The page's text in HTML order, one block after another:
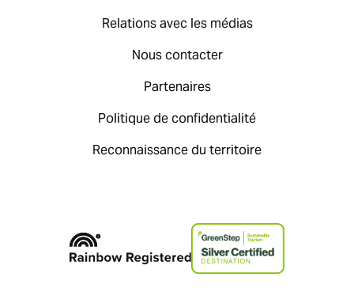
Relations avec les médias
Nous contacter
Partenaires
Politique de confidentialité
Reconnaissance du territoire